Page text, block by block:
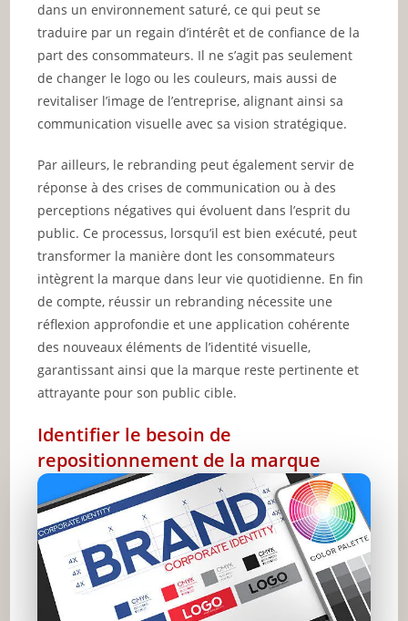
dans un environnement saturé, ce qui peut se
traduire par un regain d’intérêt et de confiance de la
part des consommateurs. Il ne s’agit pas seulement
de changer le logo ou les couleurs, mais aussi de
revitaliser l’image de l’entreprise, alignant ainsi sa
communication visuelle avec sa vision stratégique.
Par ailleurs, le rebranding peut également servir de
réponse à des crises de communication ou à des
perceptions négatives qui évoluent dans l’esprit du
public. Ce processus, lorsqu’il est bien exécuté, peut
transformer la manière dont les consommateurs
intègrent la marque dans leur vie quotidienne. En fin
de compte, réussir un rebranding nécessite une
réflexion approfondie et une application cohérente
des nouveaux éléments de l’identité visuelle,
garantissant ainsi que la marque reste pertinente et
attrayante pour son public cible.
Identifier le besoin de
repositionnement de la marque